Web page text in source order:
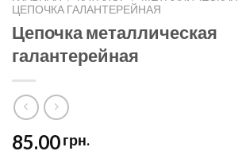
ЦЕПОЧКА ГАЛАНТЕРЕЙНАЯ
Цепочка металлическая
галантерейная
85.00грн.